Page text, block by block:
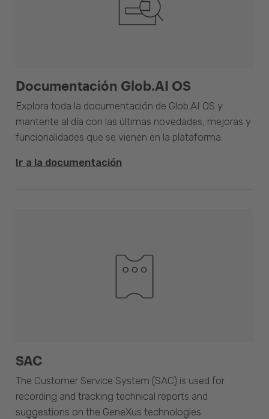
Documentación Glob.AI OS
Explora toda la documentación de Glob.AI OS y
mantente al día con las últimas novedades, mejoras y
funcionalidades que se vienen en la plataforma.
Ir a la documentación
SAC
The Customer Service System (SAC) is used for
recording and tracking technical reports and
suggestions on the GeneXus technologies.